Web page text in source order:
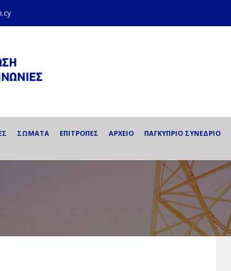
ΣΩΜΑΤΑ ΕΠΙΤΡΟΠΕΣ ΑΡΧΕΙΟ ΠΑΓΚΥΠΡΙΟ ΣΥΝΕΔΡΙΟ